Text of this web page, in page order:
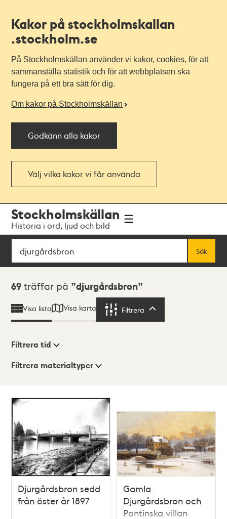
Kakor på stockholmskallan
.stockholm.se
På Stockholmskällan använder vi kakor, cookies, för att
sammanställa statistik och för att webbplatsen ska
fungera på ett bra sätt för dig.
Om kakor på Stockholmskällan
Godkänn alla kakor
Välj vilka kakor vi får använda
navigationen
huvudinnehållet
Stockholmskällan
Historia i ord, ljud och bild
Sök
Sök
Sökresultat
69 träffar på djurgårdsbron
Visa lista Visa karta Filtrera
Visningsläge
Filtrera tid
Filtrera materialtyper
träffar
Djurgårdsbron sedd
från öster år 1897
Gamla
Djurgårdsbron och
Pontinska villan